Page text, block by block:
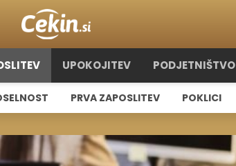
UPOKOJITEV PODJETNIŠTVO
PRVA ZAPOSLITEV POKLICI